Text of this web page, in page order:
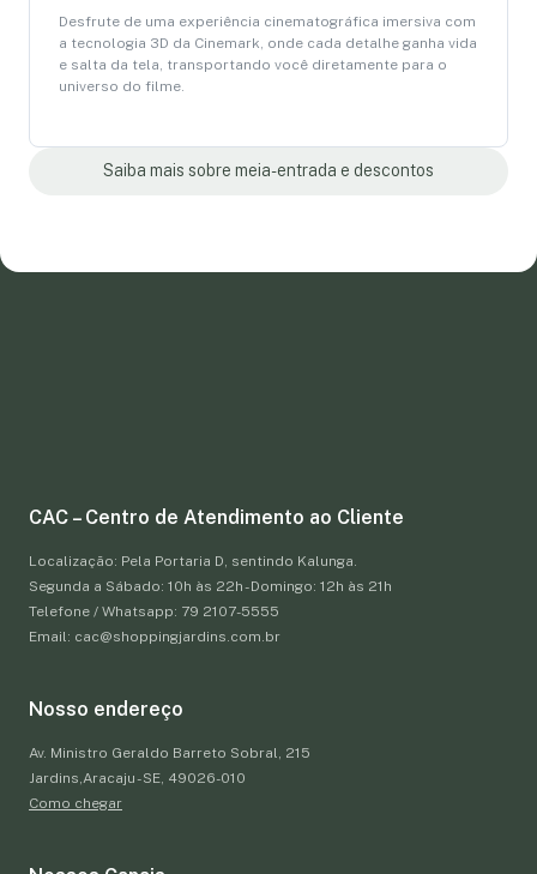
Desfrute de uma experiência cinematográfica imersiva com
a tecnologia 3D da Cinemark, onde cada detalhe ganha vida
e salta da tela, transportando você diretamente para o
universo do filme.
Saiba mais sobre meia-entrada e descontos
CAC – Centro de Atendimento ao Cliente
Localização: Pela Portaria D, sentindo Kalunga.
Segunda a Sábado: 10h às 22h - Domingo: 12h às 21h
Telefone / Whatsapp: 79 2107-5555
Email: cac@shoppingjardins.com.br
Nosso endereço
Av. Ministro Geraldo Barreto Sobral, 215
Jardins,Aracaju - SE, 49026-010
Como chegar